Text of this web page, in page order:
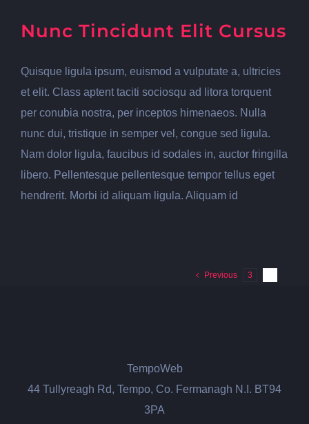
Nunc Tincidunt Elit Cursus
Quisque ligula ipsum, euismod a vulputate a, ultricies
et elit. Class aptent taciti sociosqu ad litora torquent
per conubia nostra, per inceptos himenaeos. Nulla
nunc dui, tristique in semper vel, congue sed ligula.
Nam dolor ligula, faucibus id sodales in, auctor fringilla
libero. Pellentesque pellentesque tempor tellus eget
hendrerit. Morbi id aliquam ligula. Aliquam id
Previous 3
TempoWeb
44 Tullyreagh Rd, Tempo, Co. Fermanagh N.I. BT94
3PA